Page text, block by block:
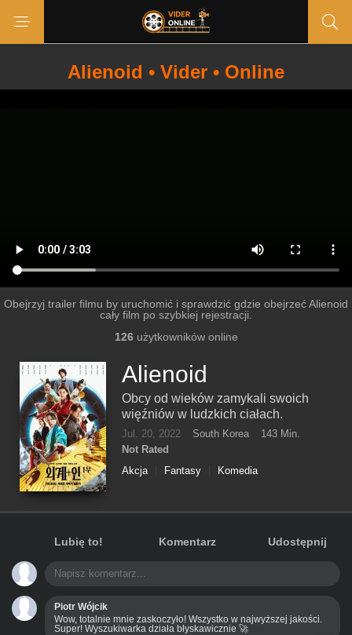
Alienoid • Vider • Online
Obejrzyj trailer filmu by uruchomić i sprawdzić gdzie obejrzeć Alienoid
cały film po szybkiej rejestracji.
126użytkowników online
Alienoid
Obcy od wieków zamykali swoich
więźniów w ludzkich ciałach.
Jul. 20, 2022 South Korea
143 Min.
Not Rated
Akcja
Fantasy
Komedia
Lubię to! Komentarz Udostępnij
Piotr Wójcik
Wow, totalnie mnie zaskoczyło! Wszystko w najwyższej jakości.
Super! Wyszukiwarka działa błyskawicznie 🚀